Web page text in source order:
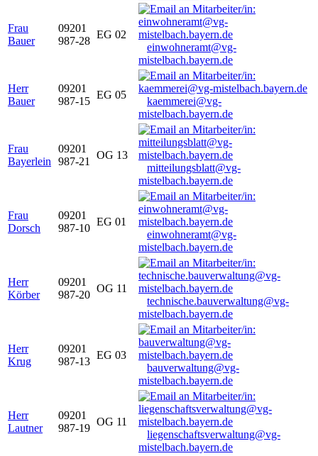
Frau
Bauer
09201
987-28
EG 02
einwohneramt@vg-
mistelbach.bayern.de
Herr
Bauer
09201
987-15
EG 05
kaemmerei@vg-
mistelbach.bayern.de
Frau
Bayerlein
09201
987-21
OG 13
mitteilungsblatt@vg-
mistelbach.bayern.de
Frau
Dorsch
09201
987-10
EG 01
einwohneramt@vg-
mistelbach.bayern.de
Herr
Körber
09201
987-20
OG 11
technische.bauverwaltung@vg-
mistelbach.bayern.de
Herr
Krug
09201
987-13
EG 03
bauverwaltung@vg-
mistelbach.bayern.de
Herr
Lautner
09201
987-19
OG 11
liegenschaftsverwaltung@vg-
mistelbach.bayern.de